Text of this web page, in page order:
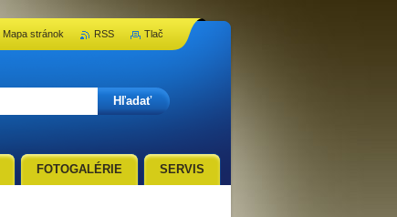
FOTOGALÉRIE SERVIS
Mapa stránok RSS Tlač